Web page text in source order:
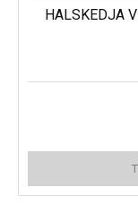
HALSKEDJA